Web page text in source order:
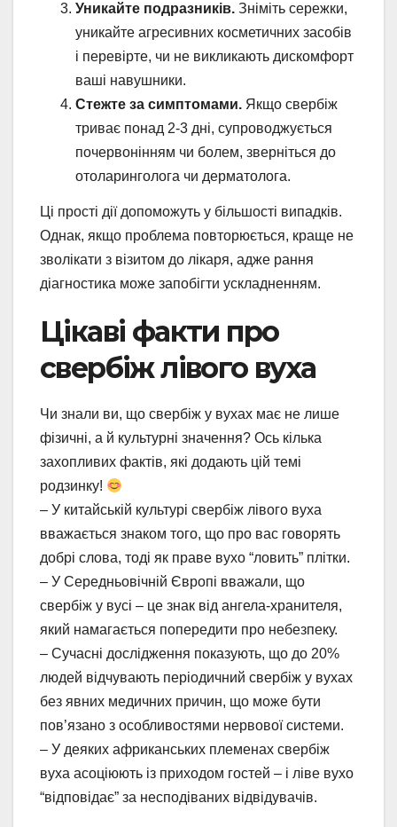
Уникайте подразників. Зніміть сережки,
уникайте агресивних косметичних засобів
і перевірте, чи не викликають дискомфорт
ваші навушники.
Стежте за симптомами. Якщо свербіж
триває понад 2-3 дні, супроводжується
почервонінням чи болем, зверніться до
отоларинголога чи дерматолога.
Ці прості дії допоможуть у більшості випадків.
Однак, якщо проблема повторюється, краще не
зволікати з візитом до лікаря, адже рання
діагностика може запобігти ускладненням.
Цікаві факти про
свербіж лівого вуха
Чи знали ви, що свербіж у вухах має не лише
фізичні, а й культурні значення? Ось кілька
захопливих фактів, які додають цій темі
родзинку!
– У китайській культурі свербіж лівого вуха
вважається знаком того, що про вас говорять
добрі слова, тоді як праве вухо “ловить” плітки.
– У Середньовічній Європі вважали, що
свербіж у вусі – це знак від ангела-хранителя,
який намагається попередити про небезпеку.
– Сучасні дослідження показують, що до 20%
людей відчувають періодичний свербіж у вухах
без явних медичних причин, що може бути
пов’язано з особливостями нервової системи.
– У деяких африканських племенах свербіж
вуха асоціюють із приходом гостей – і ліве вухо
“відповідає” за несподіваних відвідувачів.